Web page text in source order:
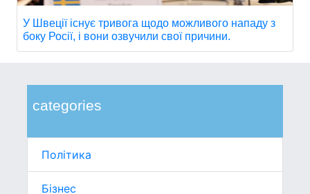
categories
Політика
Бізнес
У Швеції існує тривога щодо можливого нападу з
боку Росії, і вони озвучили свої причини.